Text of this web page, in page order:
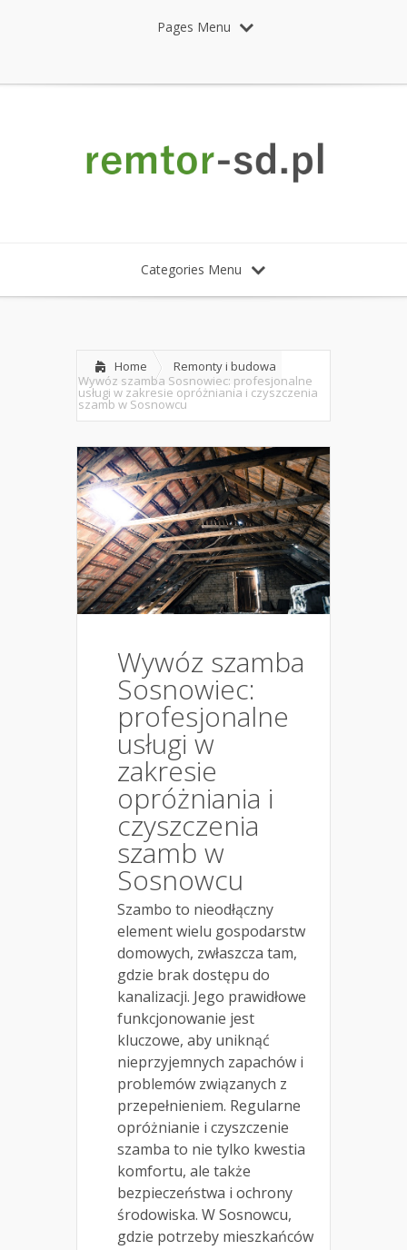
Pages Menu
Categories Menu
Home
Remonty i budowa
Wywóz szamba Sosnowiec: profesjonalne
usługi w zakresie opróżniania i czyszczenia
szamb w Sosnowcu
Wywóz szamba
Sosnowiec:
profesjonalne
usługi w
zakresie
opróżniania i
czyszczenia
szamb w
Sosnowcu
Szambo to nieodłączny
element wielu gospodarstw
domowych, zwłaszcza tam,
gdzie brak dostępu do
kanalizacji. Jego prawidłowe
funkcjonowanie jest
kluczowe, aby uniknąć
nieprzyjemnych zapachów i
problemów związanych z
przepełnieniem. Regularne
opróżnianie i czyszczenie
szamba to nie tylko kwestia
komfortu, ale także
bezpieczeństwa i ochrony
środowiska. W Sosnowcu,
gdzie potrzeby mieszkańców